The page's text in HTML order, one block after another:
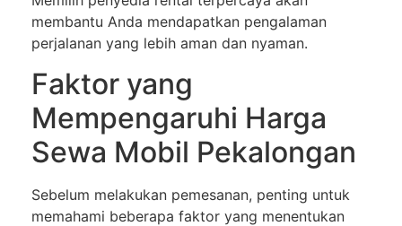
membantu Anda mendapatkan pengalaman
perjalanan yang lebih aman dan nyaman.
Faktor yang
Mempengaruhi Harga
Sewa Mobil Pekalongan
Sebelum melakukan pemesanan, penting untuk
memahami beberapa faktor yang menentukan